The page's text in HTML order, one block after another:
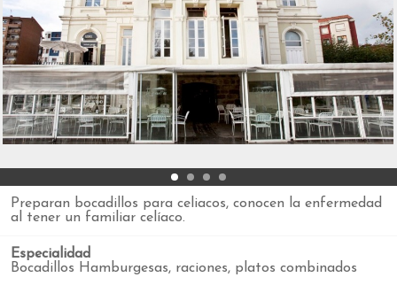
Preparan bocadillos para celiacos, conocen la enfermedad
al tener un familiar celíaco.
Especialidad
Bocadillos Hamburgesas, raciones, platos combinados